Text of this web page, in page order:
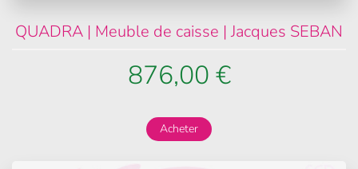
QUADRA | Meuble de caisse | Jacques SEBAN
876,00 €
Acheter